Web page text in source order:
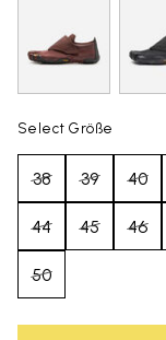
Select Größe
38 39 40
44 45 46
50